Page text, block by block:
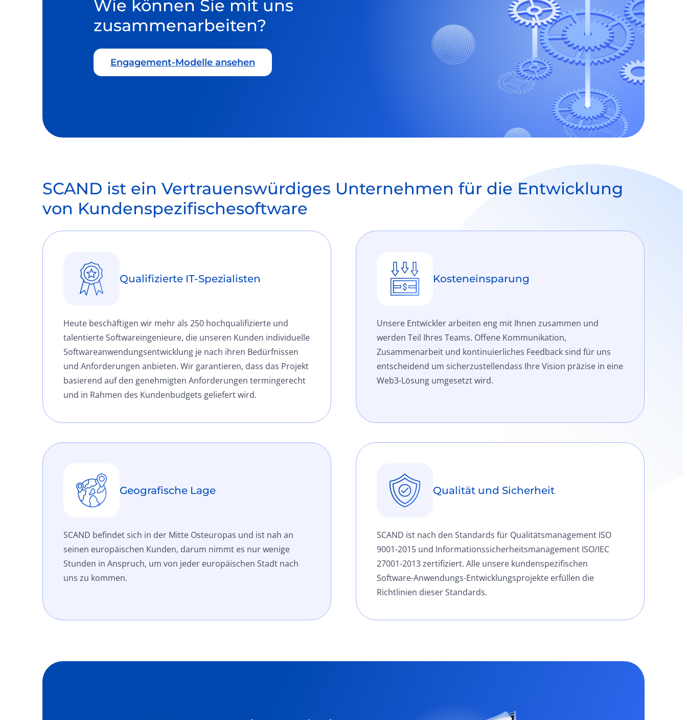
Wie können Sie mit uns
zusammenarbeiten?
Engagement-Modelle ansehen
SCAND ist ein Vertrauenswürdiges Unternehmen für die Entwicklung
von Kundenspezifischesoftware
Qualifizierte IT-Spezialisten
Heute beschäftigen wir mehr als 250 hochqualifizierte und
talentierte Softwareingenieure, die unseren Kunden individuelle
Softwareanwendungsentwicklung je nach ihren Bedürfnissen
und Anforderungen anbieten. Wir garantieren, dass das Projekt
basierend auf den genehmigten Anforderungen termingerecht
und in Rahmen des Kundenbudgets geliefert wird.
Kosteneinsparung
Unsere Entwickler arbeiten eng mit Ihnen zusammen und
werden Teil Ihres Teams. Offene Kommunikation,
Zusammenarbeit und kontinuierliches Feedback sind für uns
entscheidend um sicherzustellendass Ihre Vision präzise in eine
Web3-Lösung umgesetzt wird.
Geografische Lage
SCAND befindet sich in der Mitte Osteuropas und ist nah an
seinen europäischen Kunden, darum nimmt es nur wenige
Stunden in Anspruch, um von jeder europäischen Stadt nach
uns zu kommen.
Qualität und Sicherheit
SCAND ist nach den Standards für Qualitätsmanagement ISO
9001-2015 und Informationssicherheitsmanagement ISO/IEC
27001-2013 zertifiziert. Alle unsere kundenspezifischen
Software-Anwendungs-Entwicklungsprojekte erfüllen die
Richtlinien dieser Standards.